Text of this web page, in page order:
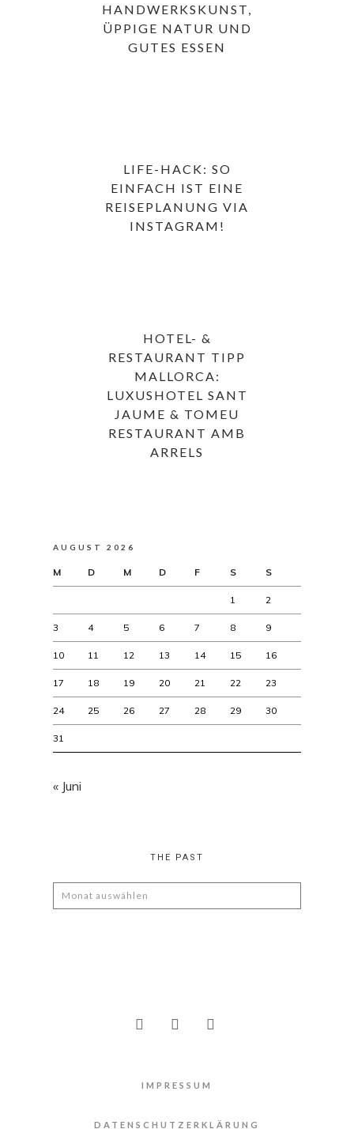
HANDWERKSKUNST,
ÜPPIGE NATUR UND
GUTES ESSEN
LIFE-HACK: SO
EINFACH IST EINE
REISEPLANUNG VIA
INSTAGRAM!
HOTEL- &
RESTAURANT TIPP
MALLORCA:
LUXUSHOTEL SANT
JAUME & TOMEU
RESTAURANT AMB
ARRELS
AUGUST 2026
M D M D F S S
1 2
3 4 5 6 7 8 9
10 11 12 13 14 15 16
17 18 19 20 21 22 23
24 25 26 27 28 29 30
31
« Juni
THE PAST
The
Past
IMPRESSUM
DATENSCHUTZERKLÄRUNG